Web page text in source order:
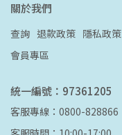
關於我們
查詢 退款政策 隱私政策
會員專區
統一編號：97361205
客服專線：0800-828866